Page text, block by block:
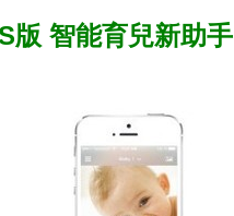
版 智能育兒新助手